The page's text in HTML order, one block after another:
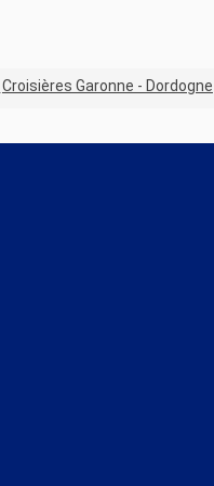
Croisières Garonne - Dordogne